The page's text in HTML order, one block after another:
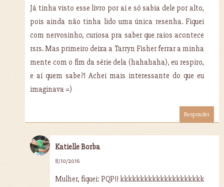
Já tinha visto esse livro por aí e só sabia dele por alto,
pois ainda não tinha lido uma única resenha. Fiquei
com nervosinho, curiosa pra saber que raios acontece
rsrs. Mas primeiro deixa a Tarryn Fisher ferrar a minha
mente com o fim da série dela (hahahaha), eu respiro,
e aí quem sabe?! Achei mais interessante do que eu
imaginava =)
Responder
Katielle Borba
8/10/2016
Mulher, fiquei: PQP!! kkkkkkkkkkkkkkkkkkkkk